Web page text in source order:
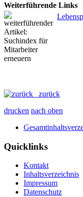
Weiterführende Links
zurück
drucken nach oben
Quicklinks
Kontakt
Inhaltsverzeichnis
Impressum
Datenschutz